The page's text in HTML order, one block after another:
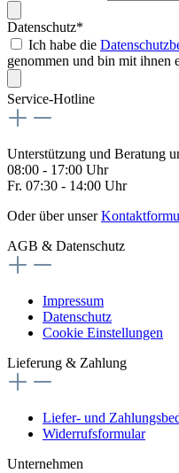
Datenschutz*
Ich habe die
genommen und bin mit ihnen
Service-Hotline
Unterstützung und Beratung
08:00 - 17:00 Uhr
Fr. 07:30 - 14:00 Uhr
Oder über unser
AGB & Datenschutz
Impressum
Datenschutz
Cookie Einstellungen
Lieferung & Zahlung
Liefer- und
Widerrufsformular
Unternehmen